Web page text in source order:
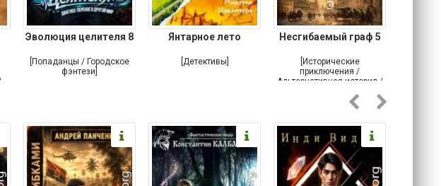
Эволюция целителя 8
[Попаданцы / Городское
фэнтези]
Янтарное лето
[Детективы]
Несгибаемый граф 5
[Исторические
приключения /
Альтернативная история /